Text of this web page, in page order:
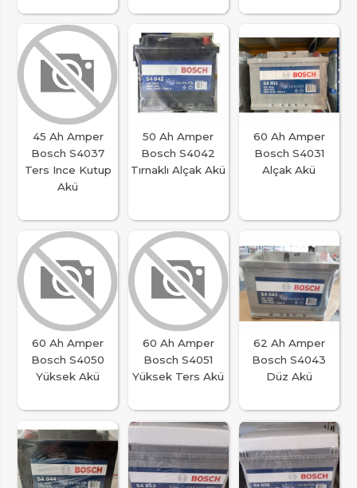
45 Ah Amper
Bosch S4037
Ters Ince Kutup
Akü
50 Ah Amper
Bosch S4042
Tırnaklı Alçak Akü
60 Ah Amper
Bosch S4031
Alçak Akü
60 Ah Amper
Bosch S4050
Yüksek Akü
60 Ah Amper
Bosch S4051
Yüksek Ters Akü
62 Ah Amper
Bosch S4043
Düz Akü